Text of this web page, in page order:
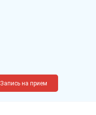
62, к12
Запись на прием